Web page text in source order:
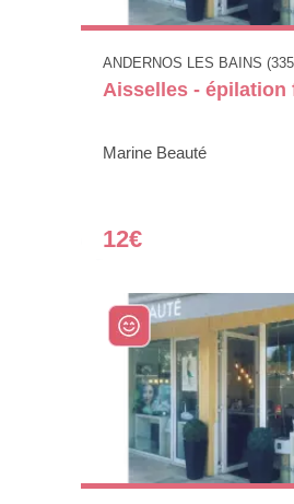
ANDERNOS LES BAINS
Aisselles - épilation
Marine Beauté
12€